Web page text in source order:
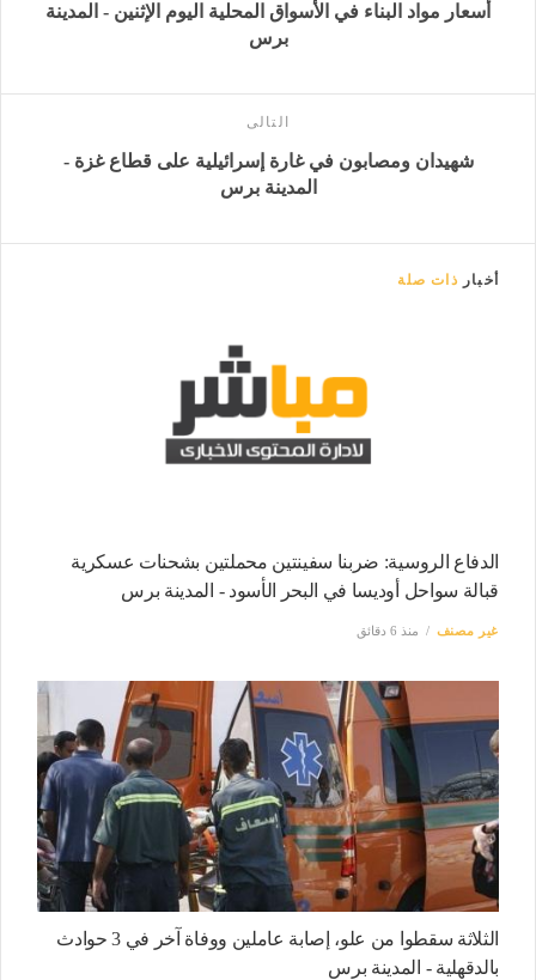
أسعار مواد البناء في الأسواق المحلية اليوم الإثنين - المدينة
برس
التالى
شهيدان ومصابون في غارة إسرائيلية على قطاع غزة -
المدينة برس
أخبار ذات صلة
الدفاع الروسية: ضربنا سفينتين محملتين بشحنات عسكرية
قبالة سواحل أوديسا في البحر الأسود - المدينة برس
غير مصنف منذ 6 دقائق
الثلاثة سقطوا من علو، إصابة عاملين ووفاة آخر في 3 حوادث
بالدقهلية - المدينة برس